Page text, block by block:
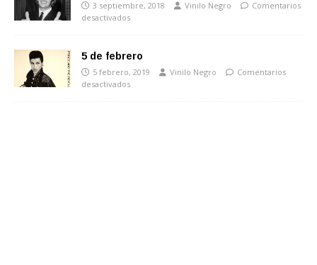
3 septiembre, 2018 Vinilo Negro
Comentarios
desactivados
5 de febrero
5 febrero, 2019 Vinilo Negro
Comentarios
desactivados